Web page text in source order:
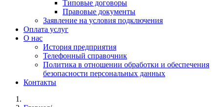
Типовые договоры
Правовые документы
Заявление на условия подключения
Оплата услуг
О нас
История предприятия
Телефонный справочник
Политика в отношении обработки и обеспечения
безопасности персональных данных
Контакты